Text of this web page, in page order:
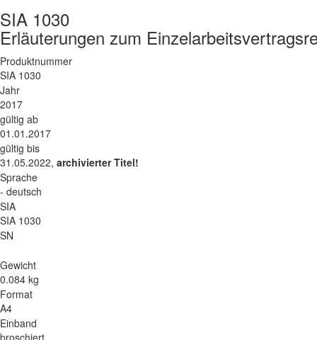
SIA 1030
Erläuterungen zum
Produktnummer
SIA 1030
Jahr
2017
gültig ab
01.01.2017
gültig bis
31.05.2022, archivierter Titel!
Sprache
- deutsch
SIA
SIA 1030
SN
Gewicht
0.084 kg
Format
A4
Einband
broschiert